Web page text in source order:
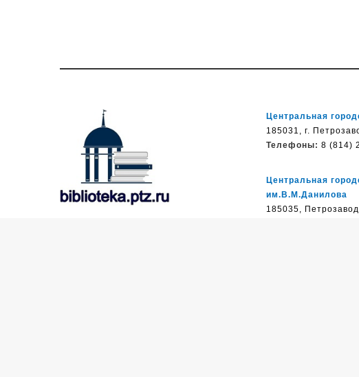
Центральная
185031, г.
Телефоны: 8 (814)
Центральная
им.В.М.Данилова
185035,